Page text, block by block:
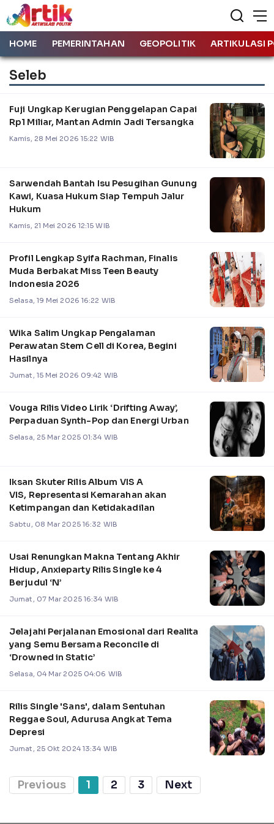
HOME PEMERINTAHAN GEOPOLITIK ARTIKULASI
Seleb
Fuji Ungkap Kerugian Penggelapan Capai
Rp1 Miliar, Mantan Admin Jadi Tersangka
Kamis, 28 Mei 2026 15:22 WIB
Sarwendah Bantah Isu Pesugihan Gunung
Kawi, Kuasa Hukum Siap Tempuh Jalur
Hukum
Kamis, 21 Mei 2026 12:15 WIB
Profil Lengkap Syifa Rachman, Finalis
Muda Berbakat Miss Teen Beauty
Indonesia 2026
Selasa, 19 Mei 2026 16:22 WIB
Wika Salim Ungkap Pengalaman
Perawatan Stem Cell di Korea, Begini
Hasilnya
Jumat, 15 Mei 2026 09:42 WIB
Vouga Rilis Video Lirik ‘Drifting Away’,
Perpaduan Synth-Pop dan Energi Urban
Selasa, 25 Mar 2025 01:34 WIB
Iksan Skuter Rilis Album VIS A
VIS, Representasi Kemarahan akan
Ketimpangan dan Ketidakadilan
Sabtu, 08 Mar 2025 16:32 WIB
Usai Renungkan Makna Tentang Akhir
Hidup, Anxieparty Rilis Single ke 4
Berjudul ‘N’
Jumat, 07 Mar 2025 16:34 WIB
Jelajahi Perjalanan Emosional dari Realita
yang Semu Bersama Reconcile di
‘Drowned in Static’
Selasa, 04 Mar 2025 04:06 WIB
Rilis Single 'Sans', dalam Sentuhan
Reggae Soul, Adurusa Angkat Tema
Depresi
Jumat, 25 Okt 2024 13:34 WIB
Previous 1 2 3 Next